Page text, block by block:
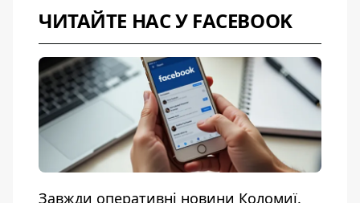
ЧИТАЙТЕ НАС У FACEBOOK
Завжди оперативні новини Коломиї.